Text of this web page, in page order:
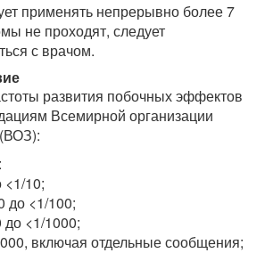
применять непрерывно более 7
не проходят, следует
с врачом.
развития побочных эффектов
Всемирной организации
<1/10;
до <1/100;
до <1/1000;
включая отдельные сообщения;